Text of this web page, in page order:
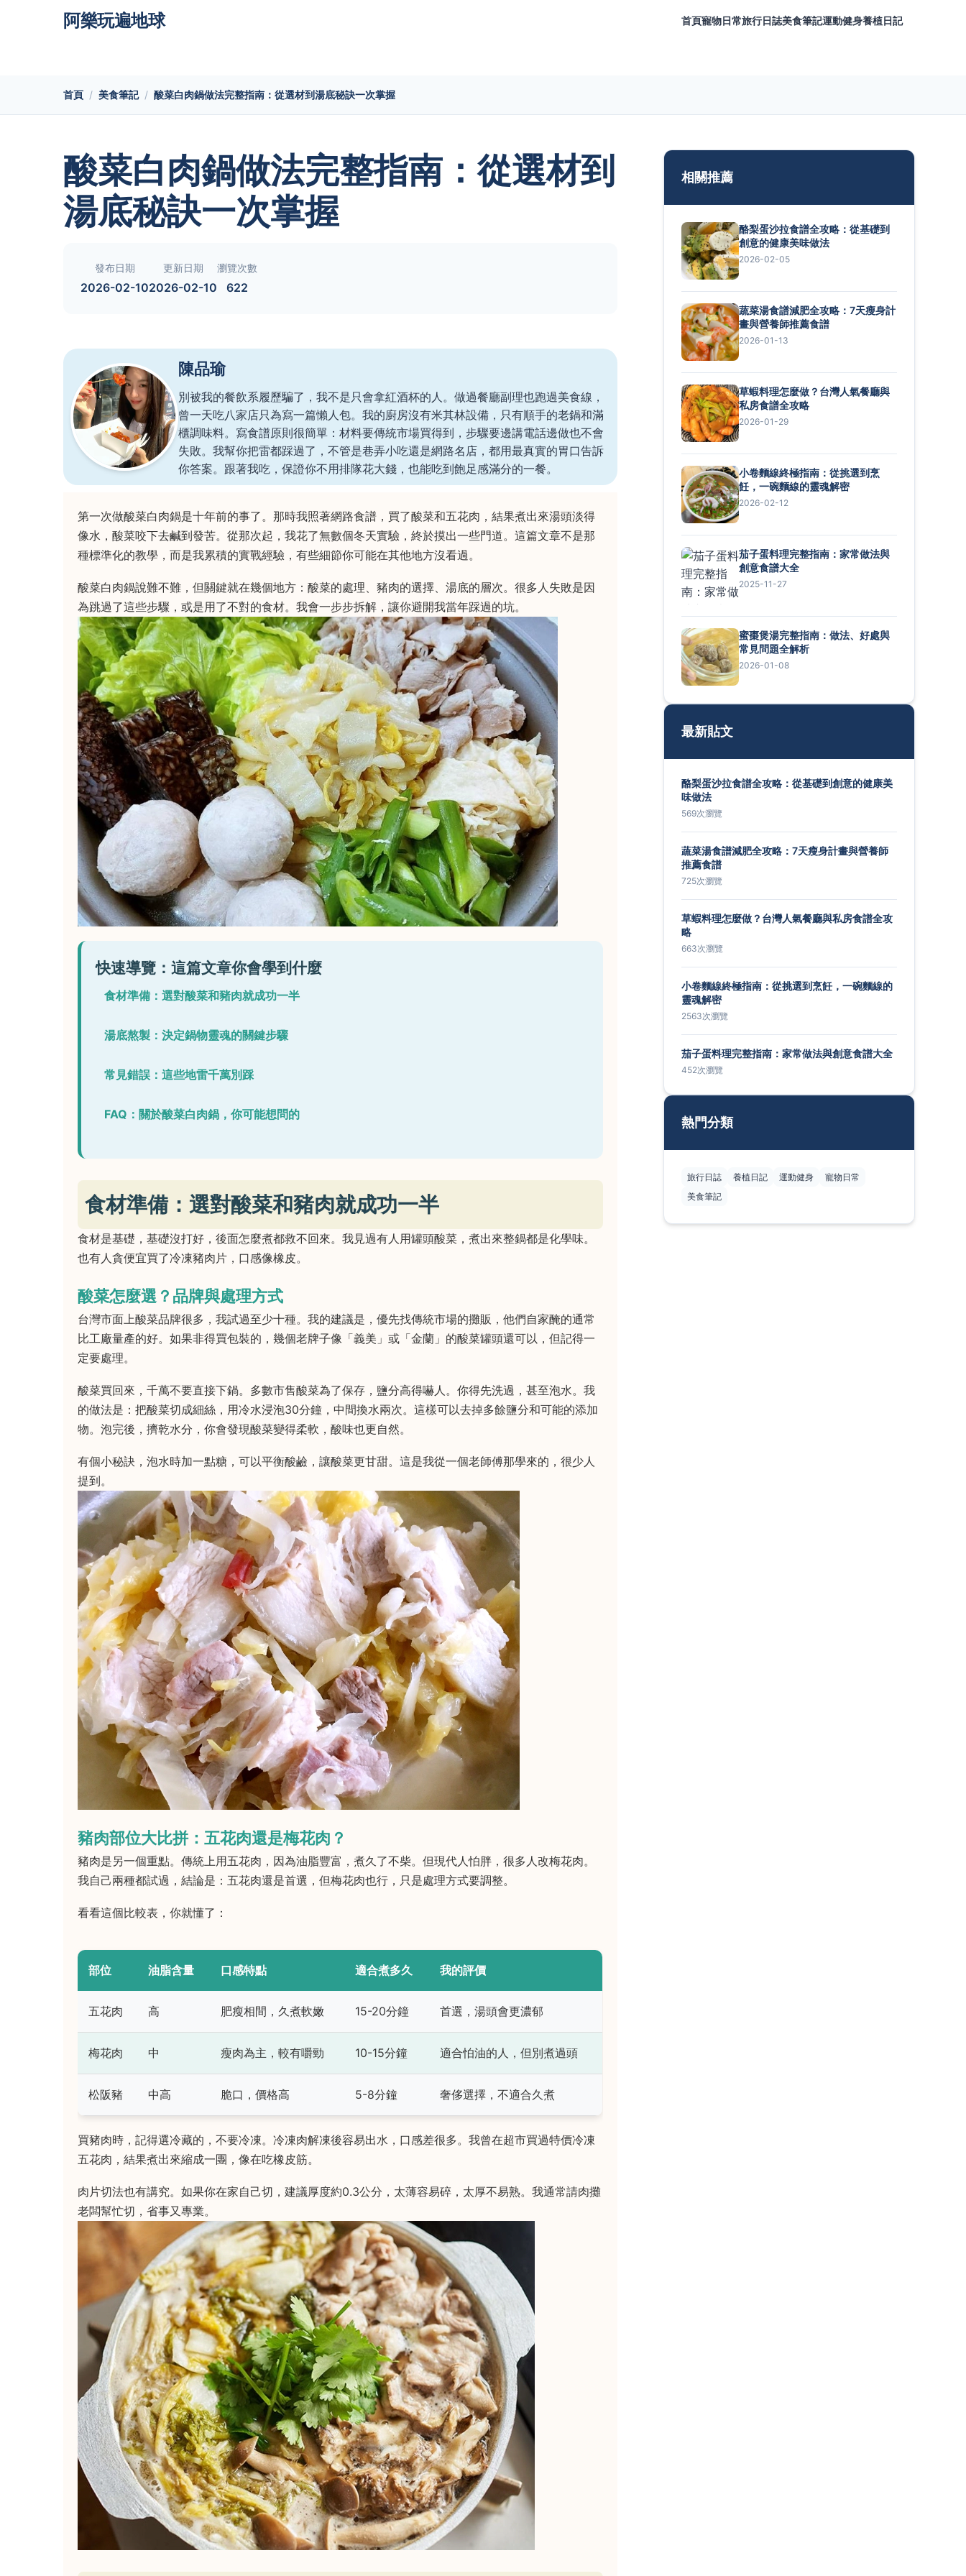
阿樂玩遍地球 首頁寵物日常旅行日誌美食筆記運動健身養植日記
首頁 美食筆記 酸菜白肉鍋做法完整指南：從選材到湯底秘訣一次掌握
酸菜白肉鍋做法完整指南：從選材到
湯底秘訣一次掌握
發布日期
2026-02-10
更新日期
2026-02-10
瀏覽次數
622
陳品瑜
別被我的餐飲系履歷騙了，我不是只會拿紅酒杯的人。做過餐廳副理也跑過美食線，
曾一天吃八家店只為寫一篇懶人包。我的廚房沒有米其林設備，只有順手的老鍋和滿
櫃調味料。寫食譜原則很簡單：材料要傳統市場買得到，步驟要邊講電話邊做也不會
失敗。我幫你把雷都踩過了，不管是巷弄小吃還是網路名店，都用最真實的胃口告訴
你答案。跟著我吃，保證你不用排隊花大錢，也能吃到飽足感滿分的一餐。
第一次做酸菜白肉鍋是十年前的事了。那時我照著網路食譜，買了酸菜和五花肉，結果煮出來湯頭淡得
像水，酸菜咬下去鹹到發苦。從那次起，我花了無數個冬天實驗，終於摸出一些門道。這篇文章不是那
種標準化的教學，而是我累積的實戰經驗，有些細節你可能在其他地方沒看過。
酸菜白肉鍋說難不難，但關鍵就在幾個地方：酸菜的處理、豬肉的選擇、湯底的層次。很多人失敗是因
為跳過了這些步驟，或是用了不對的食材。我會一步步拆解，讓你避開我當年踩過的坑。
快速導覽：這篇文章你會學到什麼
食材準備：選對酸菜和豬肉就成功一半
湯底熬製：決定鍋物靈魂的關鍵步驟
常見錯誤：這些地雷千萬別踩
FAQ：關於酸菜白肉鍋，你可能想問的
食材準備：選對酸菜和豬肉就成功一半
食材是基礎，基礎沒打好，後面怎麼煮都救不回來。我見過有人用罐頭酸菜，煮出來整鍋都是化學味。
也有人貪便宜買了冷凍豬肉片，口感像橡皮。
酸菜怎麼選？品牌與處理方式
台灣市面上酸菜品牌很多，我試過至少十種。我的建議是，優先找傳統市場的攤販，他們自家醃的通常
比工廠量產的好。如果非得買包裝的，幾個老牌子像「義美」或「金蘭」的酸菜罐頭還可以，但記得一
定要處理。
酸菜買回來，千萬不要直接下鍋。多數市售酸菜為了保存，鹽分高得嚇人。你得先洗過，甚至泡水。我
的做法是：把酸菜切成細絲，用冷水浸泡30分鐘，中間換水兩次。這樣可以去掉多餘鹽分和可能的添加
物。泡完後，擠乾水分，你會發現酸菜變得柔軟，酸味也更自然。
有個小秘訣，泡水時加一點糖，可以平衡酸鹼，讓酸菜更甘甜。這是我從一個老師傅那學來的，很少人
提到。
豬肉部位大比拼：五花肉還是梅花肉？
豬肉是另一個重點。傳統上用五花肉，因為油脂豐富，煮久了不柴。但現代人怕胖，很多人改梅花肉。
我自己兩種都試過，結論是：五花肉還是首選，但梅花肉也行，只是處理方式要調整。
看看這個比較表，你就懂了：
部位 油脂含量 口感特點 適合煮多久 我的評價
五花肉 高 肥瘦相間，久煮軟嫩 15-20分鐘 首選，湯頭會更濃郁
梅花肉 中 瘦肉為主，較有嚼勁 10-15分鐘 適合怕油的人，但別煮過頭
松阪豬 中高 脆口，價格高 5-8分鐘 奢侈選擇，不適合久煮
買豬肉時，記得選冷藏的，不要冷凍。冷凍肉解凍後容易出水，口感差很多。我曾在超市買過特價冷凍
五花肉，結果煮出來縮成一團，像在吃橡皮筋。
肉片切法也有講究。如果你在家自己切，建議厚度約0.3公分，太薄容易碎，太厚不易熟。我通常請肉攤
老闆幫忙切，省事又專業。
相關推薦
酪梨蛋沙拉食譜全攻略：從基礎到
創意的健康美味做法
2026-02-05
蔬菜湯食譜減肥全攻略：7天瘦身計
畫與營養師推薦食譜
2026-01-13
草蝦料理怎麼做？台灣人氣餐廳與
私房食譜全攻略
2026-01-29
小卷麵線終極指南：從挑選到烹
飪，一碗麵線的靈魂解密
2026-02-12
茄子蛋料理完整指南：家常做法與
創意食譜大全
2025-11-27
蜜棗煲湯完整指南：做法、好處與
常見問題全解析
2026-01-08
最新貼文
酪梨蛋沙拉食譜全攻略：從基礎到創意的健康美
味做法
569次瀏覽
蔬菜湯食譜減肥全攻略：7天瘦身計畫與營養師
推薦食譜
725次瀏覽
草蝦料理怎麼做？台灣人氣餐廳與私房食譜全攻
略
663次瀏覽
小卷麵線終極指南：從挑選到烹飪，一碗麵線的
靈魂解密
2563次瀏覽
茄子蛋料理完整指南：家常做法與創意食譜大全
452次瀏覽
熱門分類
旅行日誌 養植日記 運動健身
寵物日常
美食筆記